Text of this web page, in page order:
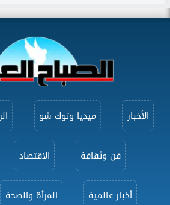
الأخبار ميديا وتوك شو
فن وثقافة الاقتصاد
أخبار عالمية المرأة والصحة